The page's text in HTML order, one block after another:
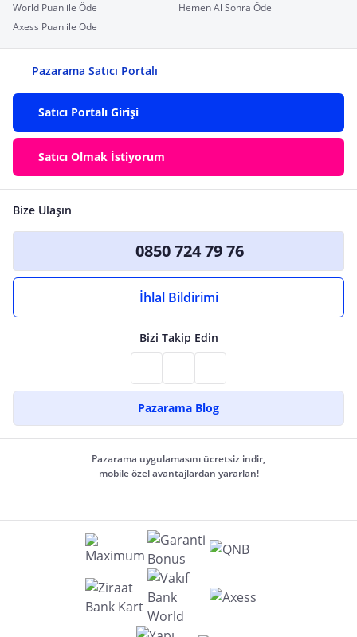
World Puan ile Öde
Hemen Al Sonra Öde
Axess Puan ile Öde
Pazarama Satıcı Portalı
Satıcı Portalı Girişi
Satıcı Olmak İstiyorum
Bize Ulaşın
0850 724 79 76
İhlal Bildirimi
Bizi Takip Edin
Pazarama Blog
Pazarama uygulamasını ücretsiz indir,
mobile özel avantajlardan yararlan!